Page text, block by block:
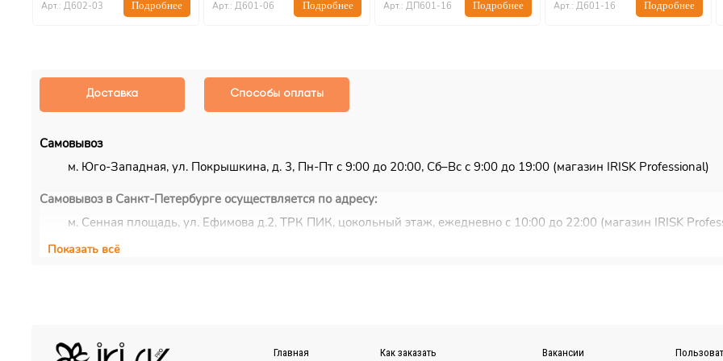
Арт.: Д602-03 Подробнее Арт.: Д601-06 Подробнее Арт.: ДП601-16 Подробнее Арт.: Д601-16 Подробнее
Доставка Способы оплаты
Самовывоз
м. Юго-Западная, ул. Покрышкина, д. 3, Пн-Пт с 9:00 до 20:00, Сб–Вс с 9:00 до 19:00 (магазин IRISK Professional)
Самовывоз в Санкт-Петербурге осуществляется по адресу:
м. Сенная площадь, ул. Ефимова д.2, ТРК ПИК, цокольный этаж, ежедневно с 10:00 до 22:00 (магазин IRISK
Курьерская доставка
Также можно воспользоваться услугами наиболее удобной для Вас транспортной компании (СДЭК, ПЭК, Деловые
Показать всё
Главная Как заказать Вакансии